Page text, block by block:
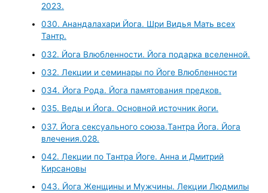
2023.
030. Анандалахари Йога. Шри Видья Мать всех
Тантр.
032. Йога Влюбленности. Йога подарка вселенной.
032. Лекции и семинары по Йоге Влюбленности
034. Йога Рода. Йога памятования предков.
035. Веды и Йога. Основной источник йоги.
037. Йога сексуального союза.Тантра Йога. Йога
влечения.028.
042. Лекции по Тантра Йоге. Анна и Дмитрий
Кирсановы
043. Йога Женщины и Мужчины. Лекции Людмилы